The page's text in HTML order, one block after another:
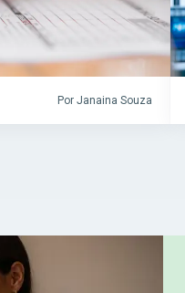
[…]
Por Janaina Souza